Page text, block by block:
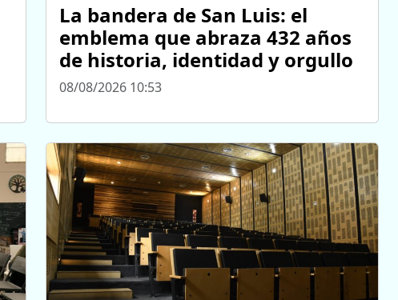
La bandera de San Luis: el
emblema que abraza 432 años
de historia, identidad y orgullo
08/08/2026 10:53